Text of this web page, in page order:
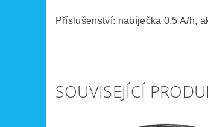
Příslušenství: nabíječka 0,5 A/h,
SOUVISEJÍCÍ